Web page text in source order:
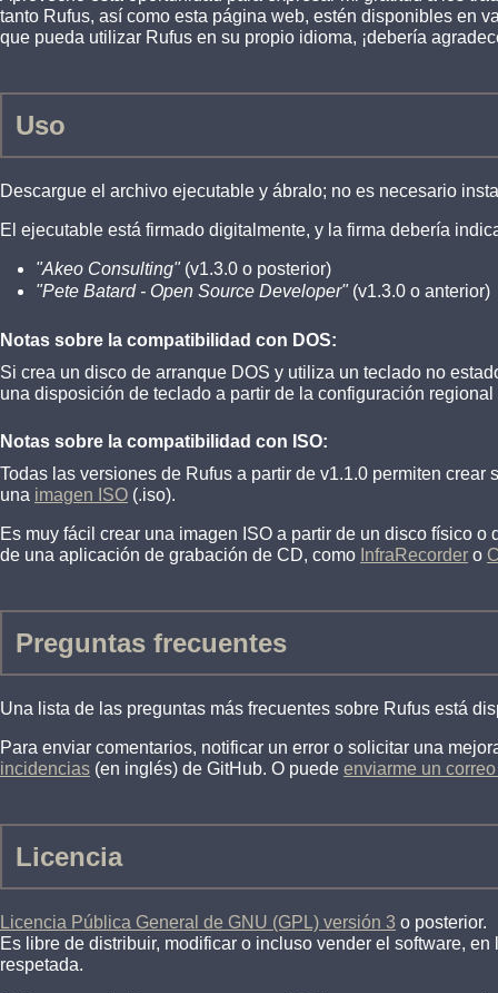
tanto Rufus, así como esta página web, estén disponibles en
que pueda utilizar Rufus en su propio idioma, ¡debería
Uso
Descargue el archivo ejecutable y ábralo; no es necesario
El ejecutable está firmado digitalmente, y la firma debería
"Akeo Consulting"(v1.3.0 o posterior)
"Pete Batard - Open Source Developer"(v1.3.0 o anterior)
Notas sobre la compatibilidad con DOS:
Si crea un disco de arranque DOS y utiliza un teclado no
una disposición de teclado a partir de la configuración regional
Notas sobre la compatibilidad con ISO:
Todas las versiones de Rufus a partir de v1.1.0 permiten crear
una imagen ISO (.iso).
Es muy fácil crear una imagen ISO a partir de un disco físico
de una aplicación de grabación de CD, como InfraRecorder o
Preguntas frecuentes
Una lista de las preguntas más frecuentes sobre Rufus está
Para enviar comentarios, notificar un error o solicitar una
incidencias (en inglés) de GitHub. O puede enviarme un
Licencia
Licencia Pública General de GNU (GPL) versión 3 o posterior.
Es libre de distribuir, modificar o incluso vender el software,
respetada.